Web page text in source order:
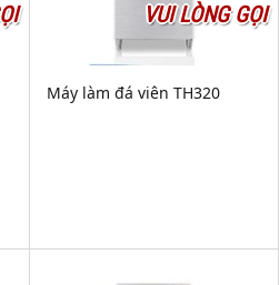
VUI LÒNG GỌI
Máy làm đá viên TH320